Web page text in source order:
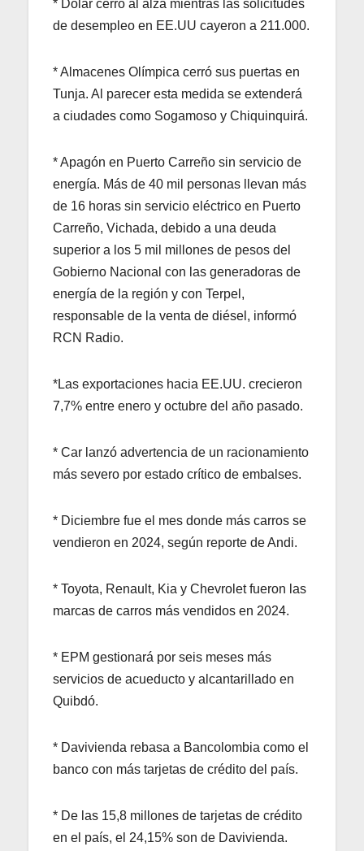
* Dólar cerró al alza mientras las solicitudes
de desempleo en EE.UU cayeron a 211.000.
* Almacenes Olímpica cerró sus puertas en
Tunja. Al parecer esta medida se extenderá
a ciudades como Sogamoso y Chiquinquirá.
* Apagón en Puerto Carreño sin servicio de
energía. Más de 40 mil personas llevan más
de 16 horas sin servicio eléctrico en Puerto
Carreño, Vichada, debido a una deuda
superior a los 5 mil millones de pesos del
Gobierno Nacional con las generadoras de
energía de la región y con Terpel,
responsable de la venta de diésel, informó
RCN Radio.
*Las exportaciones hacia EE.UU. crecieron
7,7% entre enero y octubre del año pasado.
* Car lanzó advertencia de un racionamiento
más severo por estado crítico de embalses.
* Diciembre fue el mes donde más carros se
vendieron en 2024, según reporte de Andi.
* Toyota, Renault, Kia y Chevrolet fueron las
marcas de carros más vendidos en 2024.
* EPM gestionará por seis meses más
servicios de acueducto y alcantarillado en
Quibdó.
* Davivienda rebasa a Bancolombia como el
banco con más tarjetas de crédito del país.
* De las 15,8 millones de tarjetas de crédito
en el país, el 24,15% son de Davivienda.